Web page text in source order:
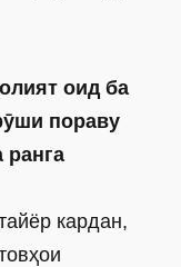
оид ба
пораву
ранга
кардан,